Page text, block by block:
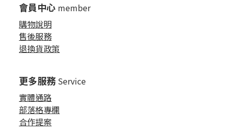
會員中心 member
購物說明
售後服務
退換貨政策
更多服務 Service
實體通路
部落格專欄
合作提案